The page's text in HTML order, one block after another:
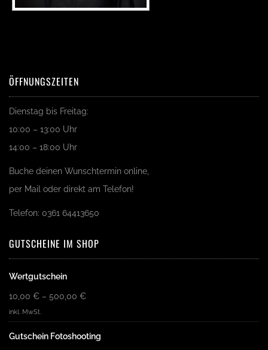
ÖFFNUNGSZEITEN
Dienstag bis Freitag:
10:00 – 13:00 Uhr
14:00 – 18:00 Uhr
Buche deinen Wunschtermin online,
per Mail oder direkt am Telefon!
Telefon: 0361 64413650
GUTSCHEINE IM SHOP
Wertgutschein
10,00 € – 500,00 €
inkl. MwSt.
Gutschein Fotoshooting